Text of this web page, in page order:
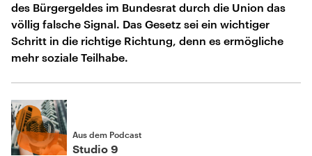
des Bürgergeldes im Bundesrat durch die Union das
völlig falsche Signal. Das Gesetz sei ein wichtiger
Schritt in die richtige Richtung, denn es ermögliche
mehr soziale Teilhabe.
Aus dem Podcast
Studio 9